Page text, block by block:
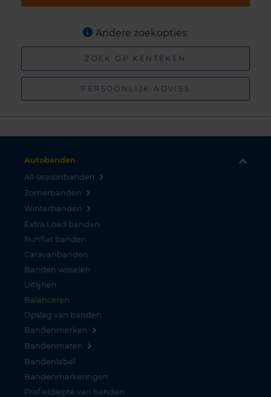
Andere zoekopties:
ZOEK OP KENTEKEN
PERSOONLIJK ADVIES
Autobanden
All-seasonbanden
Zomerbanden
Winterbanden
Extra Load banden
Runflat banden
Caravanbanden
Banden wisselen
Uitlijnen
Balanceren
Opslag van banden
Bandenmerken
Bandenmaten
Bandenlabel
Bandenmarkeringen
Profieldiepte van banden